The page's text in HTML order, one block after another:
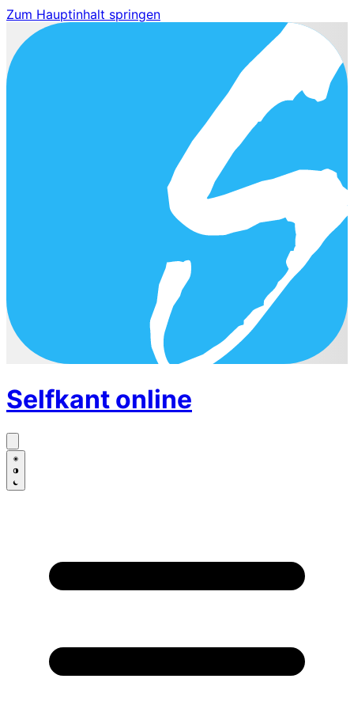
Zum Hauptinhalt springen
Selfkant online